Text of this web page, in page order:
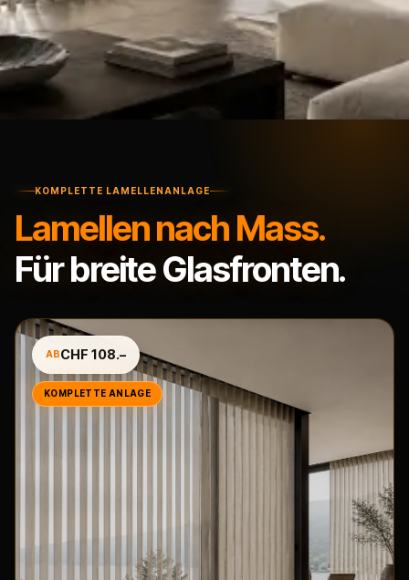
KOMPLETTE LAMELLENANLAGE
Lamellen nach Mass.
Für breite Glasfronten.
ABCHF 108.–
KOMPLETTE ANLAGE